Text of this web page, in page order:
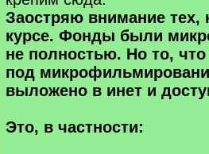
Заостряю внимание тех,
курсе. Фонды были
не полностью. Но то, что
под
выложено в инет и
Это, в частности: